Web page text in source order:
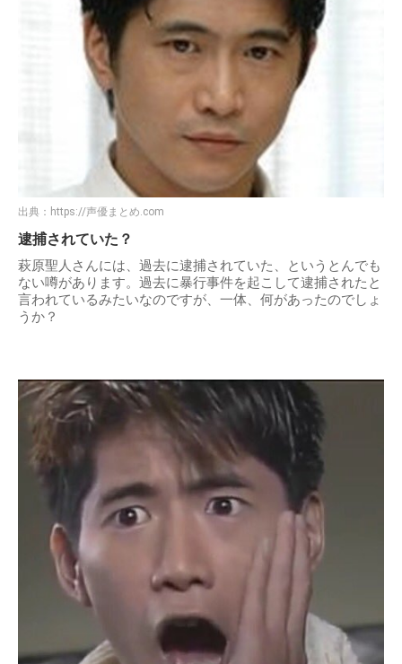
出典： https://声優まとめ.com
逮捕されていた？
萩原聖人さんには、過去に逮捕されていた、というとんでも
ない噂があります。過去に暴行事件を起こして逮捕されたと
言われているみたいなのですが、一体、何があったのでしょ
うか？